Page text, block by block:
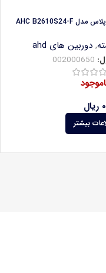
,دوربین های ahd
002000650
۰ ریال
بیشتر